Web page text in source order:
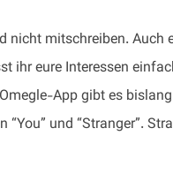
nicht mitschreiben. Auch
ihr eure Interessen
App gibt es
und “Stranger”.